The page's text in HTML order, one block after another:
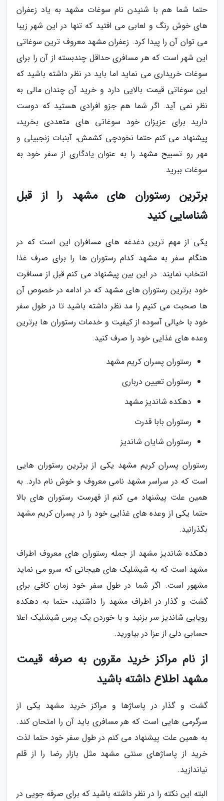
حتما شما هم با شنیدن نام سوغات مشهد به یاد زعفران
های خوش رنگ و لعابی می افتید که تنها در این شهر زیبا
می توان آن را پیدا کرد. زعفران مشهد معروف ترین سوغاتی
این شهر است که هر مسافری حداقل چندبسته از آن را برای
سوغات خریداری می نماید اما باید در نظر داشته باشید که
این سوغاتی قیمت بالایی دارد و خرید آن چندان مالی به
نظر نمی آید. اگر شما هم جزو افرادی هستید که دوست
دارید برای عزیزان خود سوغاتی های متعددی بخرید،
پیشنهاد می کنم حتما نخودچی کشمش، آبنبات زنجبیلی و
مهر رو تسبیح مشهد را به عنوان یادگاری از سفر خود به
سوغات ببرید.
برترین رستوران های مشهد را از قبل
شناسایی کنید
یکی از مهم ترین دغدغه های مسافران این است که در
هنگام سفر به مشهد کدام رستوران ها را برای صرف غذا
انتخاب نمایند. در این بین پیشنهاد می کنم قبل از مسافرت
خود برترین رستوران های مشهد که در ادامه در خصوص آن
ها صحبت می کنیم را مد نظر داشته باشید تا در طول سفر
خود با خیالی آسوده از کیفیت و خدمات رستوران ها برترین
وعده های غذایی خود را صرف کنید.
رستوران پسران کریم مشهد
رستوران تعیین درباری
دهکده شاندیز مشهد
رستوران بابا قدرت
رستوران شایان شاندیز
رستوران پسران کریم مشهد یکی از برترین رستوران هایی
است که در سراسر مشهد نامی معروف و خوش نام دارد. به
همین علت پیشنهاد می کنم از فهرست رستوران های بالا
حتما یکی از وعده های غذایی خود را در پسران کریم مشهد
بگذرانید.
دهکده شاندیز مشهد از جمله رستوران های معروف اطراف
مشهد است که به شیشلیک های هیجانی که سرو می نماید
مشهور است. اگر شما در طول سفر خود زمان کافی برای
گشت و گذار در اطراف مشهد را داشتید، حتما به دهکده
رویایی شاندیز سر بزنید و با خوردن یک پرس شیشلیک اعلا
حسابی دلی از عزا در بیاورید.
از نام مراکز خرید مقرون به صرفه قیمت
مشهد اطلاع داشته باشید
گشت و گذار در پاساژها و مراکز خرید مشهد یکی از
سرگرمی هایی است که هر مسافری باید آن را امتحان کند.
به همین علت پیشنهاد می کنم در طول سفر خود حتما لذت
خرید از پاساژهای سنتی مشهد مثل بازار رضا را از قلم
نیاندازید.
البته این نکته را در نظر داشته باشید که برای صرفه جویی در